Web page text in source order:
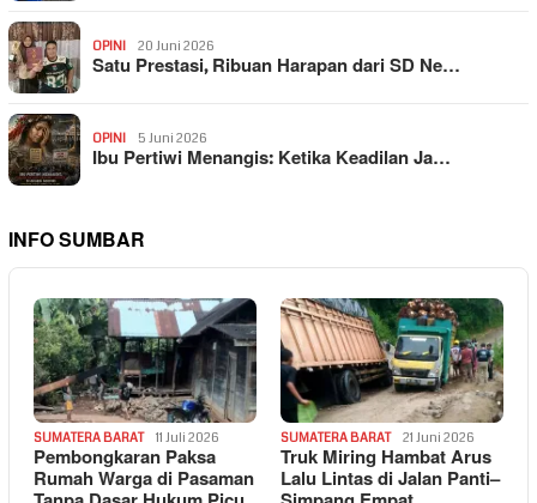
OPINI 20 Juni 2026
Satu Prestasi, Ribuan Harapan dari SD Ne…
OPINI 5 Juni 2026
Ibu Pertiwi Menangis: Ketika Keadilan Ja…
INFO SUMBAR
SUMATERA BARAT 11 Juli 2026
Pembongkaran Paksa
Rumah Warga di Pasaman
SUMATERA BARAT 21 Juni 2026
Truk Miring Hambat Arus
Lalu Lintas di Jalan Panti–